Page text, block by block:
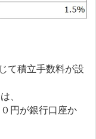
て積立手数料が設
、
円が銀行口座か